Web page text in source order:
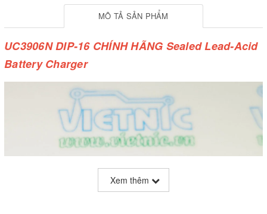
MÔ TẢ SẢN PHẨM
UC3906N DIP-16 CHÍNH HÃNG Sealed Lead-Acid
Battery Charger
Xem thêm